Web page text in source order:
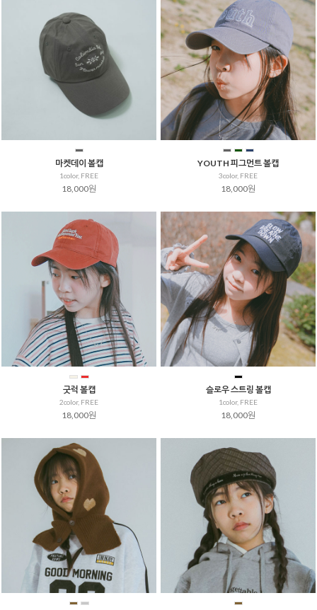
마켓데이 볼캡
1color, FREE
18,000원
YOUTH 피그먼트 볼캡
3color, FREE
18,000원
굿럭 볼캡
2color, FREE
18,000원
슬로우 스트링 볼캡
1color, FREE
18,000원